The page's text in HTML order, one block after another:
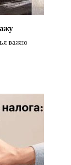
важно